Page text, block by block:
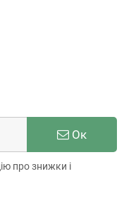
Ок
про знижки і